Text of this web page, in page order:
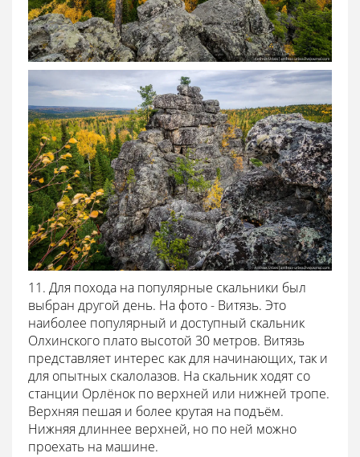
11. Для похода на популярные скальники был
выбран другой день. На фото - Витязь. Это
наиболее популярный и доступный скальник
Олхинского плато высотой 30 метров. Витязь
представляет интерес как для начинающих, так и
для опытных скалолазов. На скальник ходят со
станции Орлёнок по верхней или нижней тропе.
Верхняя пешая и более крутая на подъём.
Нижняя длиннее верхней, но по ней можно
проехать на машине.